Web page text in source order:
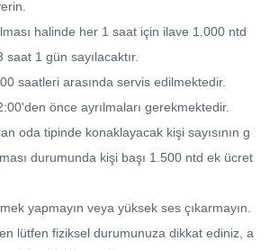
halinde her 1 saat için ilave 1.000 ntd
saat 1 gün sayılacaktır.
saatleri arasında servis edilmektedir.
önce ayrılmaları gerekmektedir.
oda tipinde konaklayacak kişi sayısının g
durumunda kişi başı 1.500 ntd ek ücret
yapmayın veya yüksek ses çıkarmayın.
lütfen fiziksel durumunuza dikkat ediniz, a